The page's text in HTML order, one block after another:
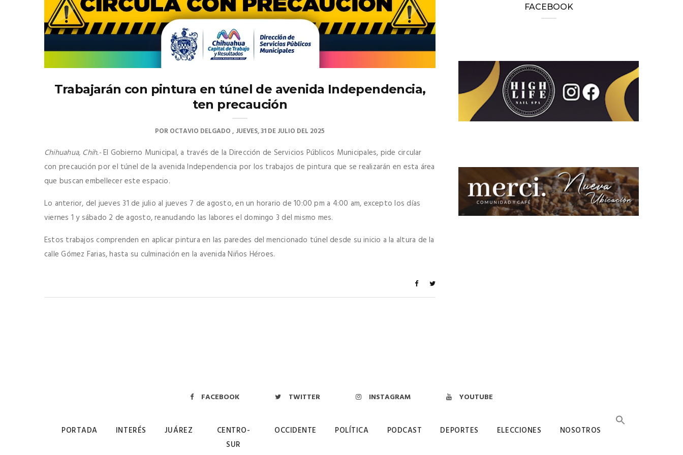
Trabajarán con pintura en túnel de avenida Independencia,
ten precaución
POROCTAVIO DELGADO JUEVES, 31 DE JULIO DEL 2025
Chihuahua, Chih.-El Gobierno Municipal, a través de la Dirección de Servicios Públicos Municipales, pide circular
con precaución por el túnel de la avenida Independencia por los trabajos de pintura que se realizarán en esta área
que buscan embellecer este espacio.
Lo anterior, del jueves 31 de julio al jueves 7 de agosto, en un horario de 10:00 pm a 4:00 am, excepto los días
viernes 1 y sábado 2 de agosto, reanudando las labores el domingo 3 del mismo mes.
Estos trabajos comprenden en aplicar pintura en las paredes del mencionado túnel desde su inicio a la altura de la
calle Gómez Farias, hasta su culminación en la avenida Niños Héroes.
FACEBOOK
FACEBOOK TWITTER INSTAGRAM YOUTUBE
PORTADA INTERÉS JUÁREZ
CENTRO-
SUR
OCCIDENTE POLÍTICA PODCAST DEPORTES ELECCIONES NOSOTROS